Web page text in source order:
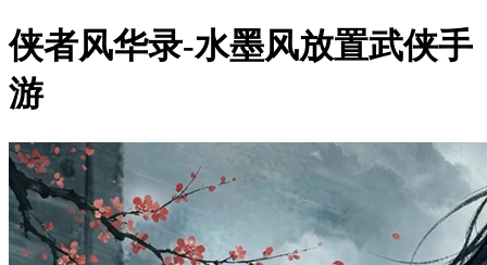
侠者风华录-水墨风放置武侠手
游